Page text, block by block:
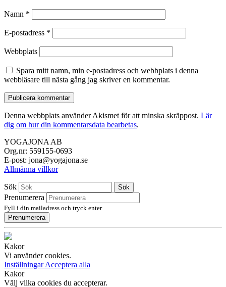
Namn *
E-postadress *
Webbplats
Spara mitt namn, min e-postadress och webbplats i denna
webbläsare till nästa gång jag skriver en kommentar.
Denna webbplats använder Akismet för att minska skräppost. Lär
dig om hur din kommentarsdata bearbetas.
YOGAJONA AB
Org.nr: 559155-0693
E-post: jona@yogajona.se
Allmänna villkor
Sök Sök
Prenumerera
Fyll i din mailadress och tryck enter
Prenumerera
Kakor
Vi använder cookies.
InställningarAcceptera alla
Kakor
Välj vilka cookies du accepterar.